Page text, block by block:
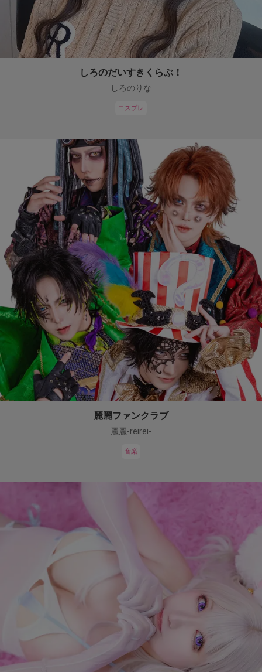
しろのだいすきくらぶ！
しろのりな
コスプレ
麗麗ファンクラブ
麗麗-reirei-
音楽